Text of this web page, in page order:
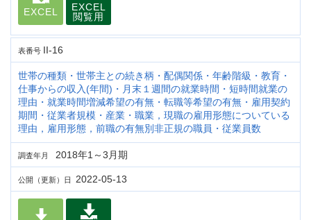
EXCEL
EXCEL
閲覧用
表番号 II-16
世帯の種類・世帯主との続き柄・配偶関係・年齢階級・教育・
仕事からの収入(年間)・月末１週間の就業時間・短時間就業の
理由・就業時間増減希望の有無・転職等希望の有無・雇用契約
期間・従業者規模・産業・職業，現職の雇用形態についている
理由，雇用形態，前職の有無別非正規の職員・従業員数
調査年月 2018年1～3月期
公開（更新）日 2022-05-13